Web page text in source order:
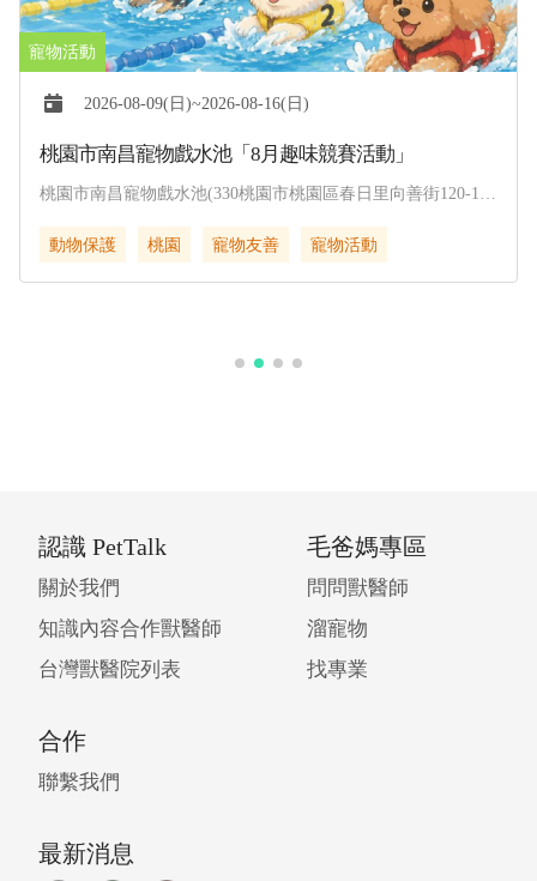
2026-08-09(日)~2026-08-16(日)
桃園市南昌寵物戲水池「8月趣味競賽活動」
桃園市南昌寵物戲水池(330桃園市桃園區春日里向善街120-1
動物保護
桃園 寵物友善 寵物活動
認識 PetTalk
關於我們
知識內容合作獸醫師
台灣獸醫院列表
毛爸媽專區
問問獸醫師
溜寵物
找專業
合作
聯繫我們
最新消息